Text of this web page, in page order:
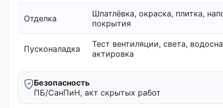
Отделка
Шпатлёвка, окраска, плитка,
покрытия
Пусконаладка
Тест вентиляции, света,
актировка
Безопасность
ПБ/СанПиН, акт скрытых работ